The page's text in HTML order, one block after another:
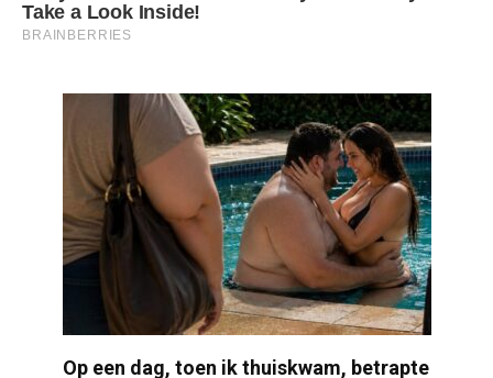
Op een dag, toen ik thuiskwam, betrapte